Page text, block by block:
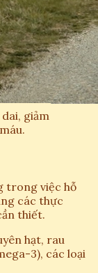
giảm
trong việc hỗ
các thực
thiết.
hạt, rau
3), các loại